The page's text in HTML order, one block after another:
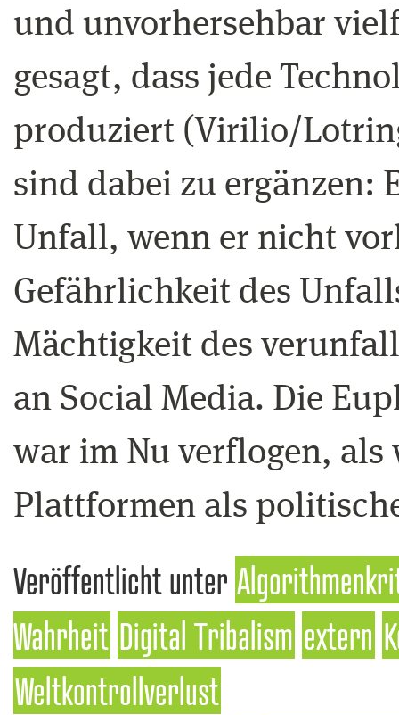
und unvorhersehbar
gesagt, dass jede
produziert (Virilio/
sind dabei zu ergänzen:
Unfall, wenn er nicht
Gefährlichkeit des
Mächtigkeit des
an Social Media. Die
war im Nu verflogen,
Plattformen als
Veröffentlicht unter
Wahrheit Digital Tribalism extern
Weltkontrollverlust